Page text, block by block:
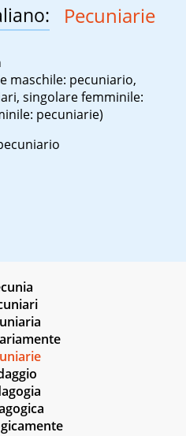
Pecuniarie
maschile: pecuniario,
singolare femminile:
pecuniarie)